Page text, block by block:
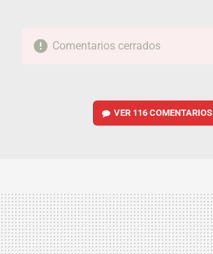
Comentarios cerrados
VER 116 COMENTARIOS